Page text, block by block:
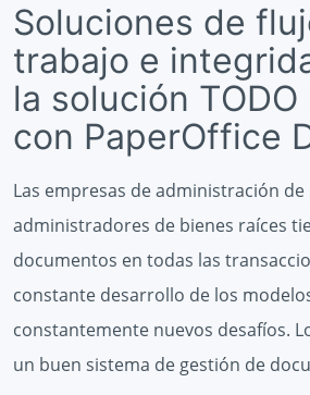
Soluciones de
trabajo e
la solución TODO
con PaperOffice
Las empresas de administración
administradores de bienes raíces
documentos en todas las
constante desarrollo de los
constantemente nuevos desafíos.
un buen sistema de gestión de